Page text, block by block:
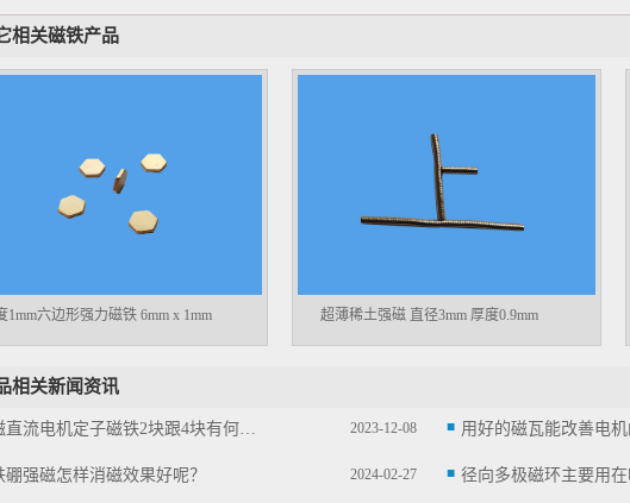
相关磁铁产品
1mm六边形强力磁铁 6mm x 1mm 超薄稀土强磁 直径3mm 厚度0.9mm
相关新闻资讯
永磁直流电机定子磁铁2块跟4块有何区别？ 2023-12-08 用好的磁瓦能改善电机
硼强磁怎样消磁效果好呢？ 2024-02-27